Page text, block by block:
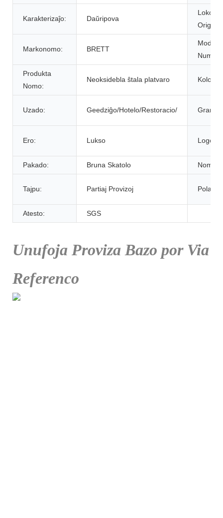
Karakterizaĵo: Daŭripova
Loko de
Origino:
Markonomo: BRETT
Modela
Produkta
Nomo:
Neoksidebla ŝtala platvaro Koloro:
Uzado: Geedziĝo/Hotelo/Restoracio/
Ero: Lukso Logo:
Pakado: Bruna Skatolo Nomo:
Tajpu: Partiaj Provizoj Pola:
Atesto: SGS
Unufoja Proviza Bazo por Via
Referenco